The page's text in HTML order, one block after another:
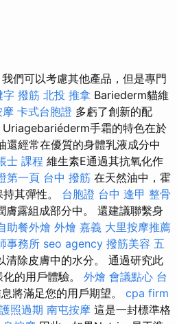
我們可以考慮其他產品，但是專門
字 撥筋 北投 推拿 Bariederm貓維
摩 卡式台胞證 多虧了創新的配
Uriagebariéderm手霜的特色在於
經常在優質的身體乳液成分中
士 課程 維生素E通過其抗氧化作
第一頁 台中 撥筋 在天然油中，霍
其彈性。 台胞證 台中 逢甲 整骨
膚露組成部分中。 還建議聯繫身
助餐外燴 外燴 嘉義 大里按摩推薦
事務所 seo agency 撥筋美容 五
清除皮膚中的水分。 通過研究此
的用戶體驗。 外燴 會議點心 台
將滿足您的用戶期望。 cpa firm
護照過期 南屯按摩 這是一封標準格